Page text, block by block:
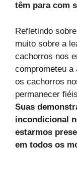
têm para com
Refletindo
muito sobre a
cachorros nos
comprometeu a
os cachorros
permanecer
Suas
incondicional
estarmos
em todos os